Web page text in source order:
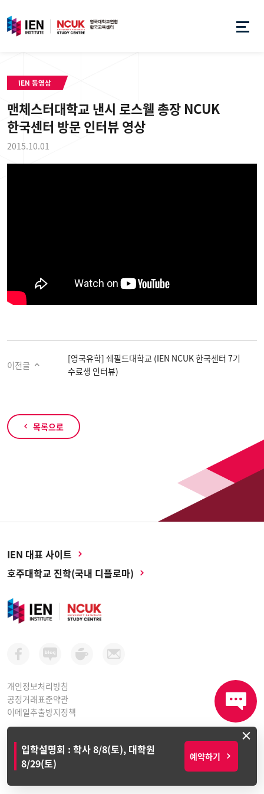
IEN 동영상
맨체스터대학교 낸시 로스웰 총장 NCUK
한국센터 방문 인터뷰 영상
2015.10.01
이전글
[영국유학] 쉐필드대학교 (IEN NCUK 한국센터 7기
수료생 인터뷰)
목록으로
×
입학설명회 : 학사 8/8(토), 대학원
8/29(토)
예약하기
XS
IEN 대표 사이트
호주대학교 진학(국내 디플로마)
서울시 강남구 테헤란로 416, 연봉빌딩 2층 (선릉역 1번 출구)
T. (02) 3471-9911 ㅣ E. Info@ienkorea.com
개인정보처리방침
공정거래표준약관
이메일추출방지정책